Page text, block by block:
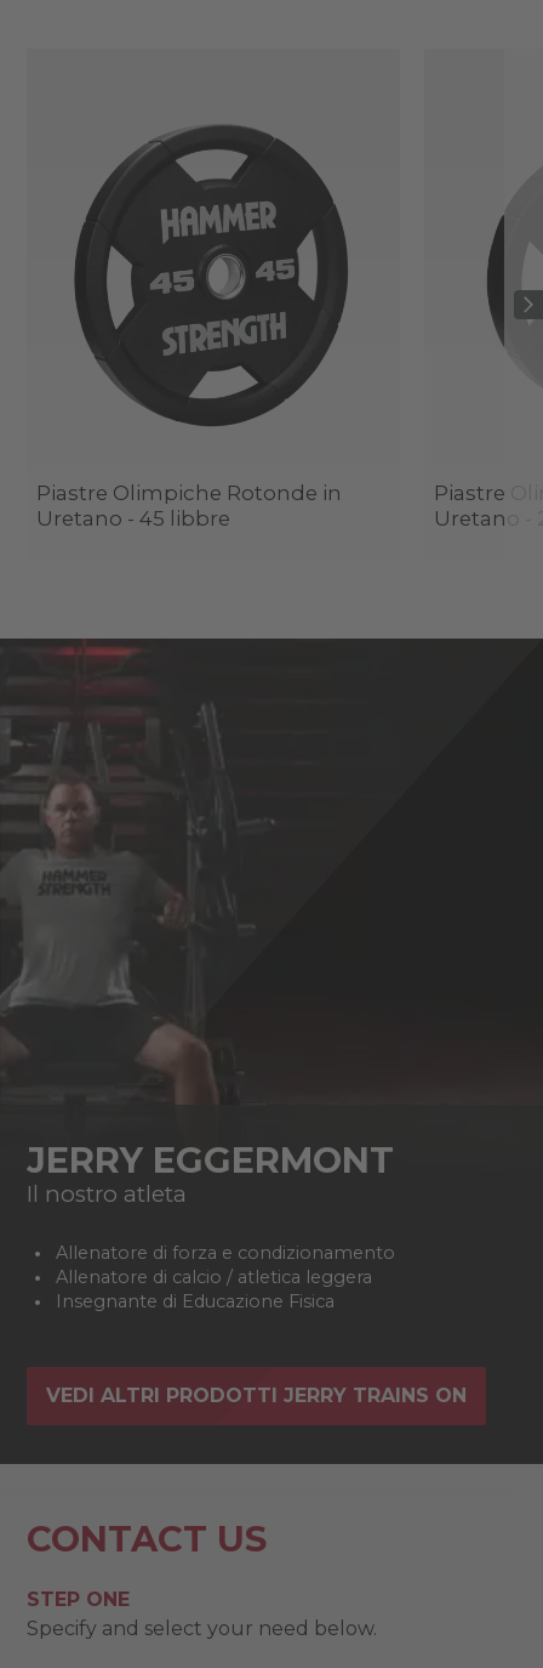
Piastre Olimpiche Rotonde in
Uretano - 45 libbre
Piastre
Uretano -
JERRY EGGERMONT
Il nostro atleta
Allenatore di forza e condizionamento
Allenatore di calcio / atletica leggera
Insegnante di Educazione Fisica
VEDI ALTRI PRODOTTI JERRY TRAINS ON
CONTACT US
STEP ONE
Specify and select your need below.